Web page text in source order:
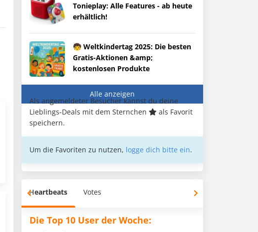
Tonieplay: Alle Features - ab heute
erhältlich!
🧒 Weltkindertag 2025: Die besten
Gratis-Aktionen &amp;
kostenlosen Produkte
Alle anzeigen
Als angemeldeter Besucher kannst du deine
Lieblings-Deals mit dem Sternchen
als Favorit
speichern.
Um die Favoriten zu nutzen, logge dich bitte ein.
Heartbeats Votes
Die Top 10 User der Woche: